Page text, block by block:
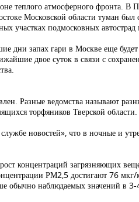
теплого атмосферного фронта.
Московской области туман
участках подмосковных
дни запах гари в Москве еще
двое суток в связи с
Разные ведомства называют
торфяников Тверской
новостей», что в ночные и
концентраций загрязняющих
РМ2,5 достигают 76
обычно наблюдаемых значений в